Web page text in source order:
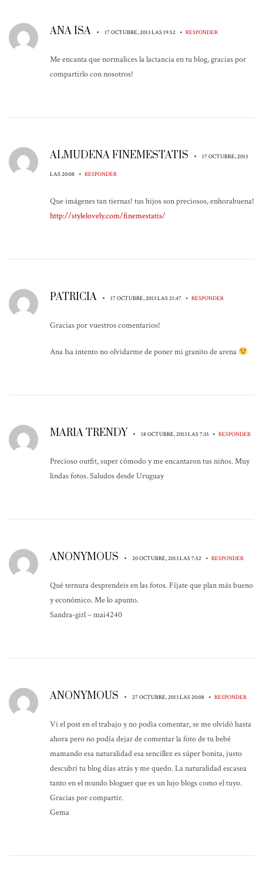
ANA ISA • 17 OCTUBRE, 2013 LAS 19:52 • RESPONDER
Me encanta que normalices la lactancia en tu blog, gracias por
compartirlo con nosotros!
ALMUDENA FINEMESTATIS • 17 OCTUBRE, 2013
LAS 20:08 • RESPONDER
Que imágenes tan tiernas! tus hijos son preciosos, enhorabuena!
http://stylelovely.com/finemestatis/
PATRICIA • 17 OCTUBRE, 2013 LAS 21:47 • RESPONDER
Gracias por vuestros comentarios!
Ana Isa intento no olvidarme de poner mi granito de arena
MARIA TRENDY • 18 OCTUBRE, 2013 LAS 7:33 • RESPONDER
Precioso outfit, super cómodo y me encantaron tus niños. Muy
lindas fotos. Saludos desde Uruguay
ANONYMOUS • 20 OCTUBRE, 2013 LAS 7:52 • RESPONDER
Qué ternura desprendeis en las fotos. Fíjate que plan más bueno
y económico. Me lo apunto.
Sandra-girl – mai4240
ANONYMOUS • 27 OCTUBRE, 2013 LAS 20:08 • RESPONDER
Vi el post en el trabajo y no podìa comentar, se me olvidó hasta
ahora pero no podía dejar de comentar la foto de tu bebé
mamando esa naturalidad esa sencillez es súper bonita, justo
descubrí tu blog días atrás y me quedo. La naturalidad escasea
tanto en el mundo bloguer que es un lujo blogs como el tuyo.
Gracias por compartir.
Gema